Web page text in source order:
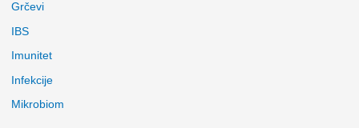
Grčevi
IBS
Imunitet
Infekcije
Mikrobiom